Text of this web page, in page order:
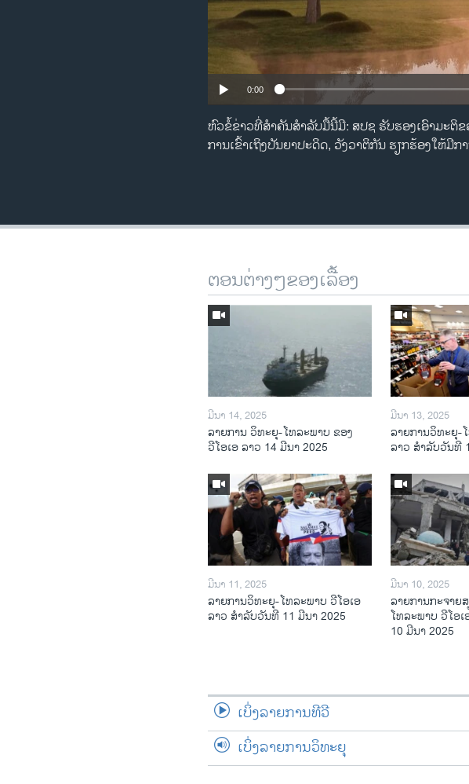
0:00
ຫົວ​ຂໍ້​ຂ່າວ​ທີ່​ສຳ​ຄັນ​ສຳ​ລັບ​ມື້ນີ້​ມີ: ສ​ປ​ຊ ຮັບຮອງເອົາມະ
ການເຂົ້າເຖິງປັນຍາປະດິດ, ວັງວາຕິກັນ ຮຽກຮ້ອງໃຫ້ມີ
ຕອນຕ່າງໆຂອງເລື້ອງ
ມີນາ 14, 2025
ລາຍການ ວິທະຍຸ-ໂທລະພາບ ຂອງ
ວີໂອເອ ລາວ 14 ມີນາ 2025
ມີນາ 13, 2025
ລາຍການວິ​ທະ​ຍຸ-
ລາວ ສຳ​ລັບ​ວັນ​ທີ
ມີນາ 11, 2025
ລາຍການວິ​ທະ​ຍຸ-ໂທ​ລະ​ພາບ ວີໂອເອ
ລາວ ສຳ​ລັບ​ວັນ​ທີ 11 ມີ​ນາ 2025
ມີນາ 10, 2025
ລາຍການກະຈາຍ
ໂທລະພາບ ວີໂອ
10 ມີນາ 2025
ເບິ່ງລາຍການທີວີ
ເບິ່ງລາຍການວິທະຍຸ